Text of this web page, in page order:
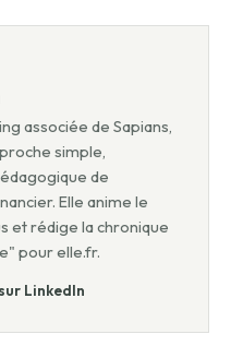
associée de Sapians,
simple,
de
Elle anime le
et rédige la chronique
pour elle.fr.
LinkedIn